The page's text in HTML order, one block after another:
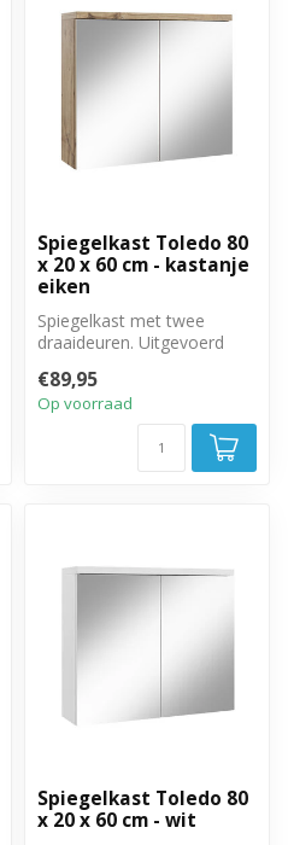
Spiegelkast Toledo 80
x 20 x 60 cm - kastanje
eiken
Spiegelkast met twee
draaideuren. Uitgevoerd
breed, 20...
€89,95
Op voorraad
Spiegelkast Toledo 80
x 20 x 60 cm - wit